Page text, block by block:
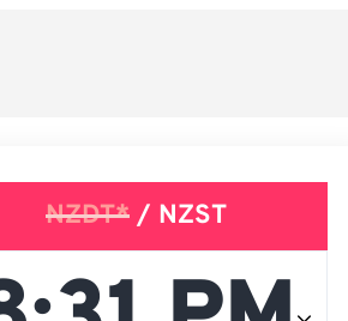
NZDT*/ NZST